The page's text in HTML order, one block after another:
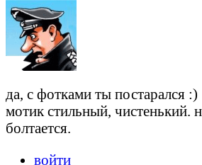
да, с фотками ты постарался :)
мотик стильный, чистенький.
болтается.
войти